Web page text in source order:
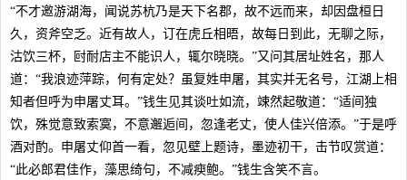
“不才邀游湖海，闻说苏杭乃是天下名郡，故不远而来，却因盘桓日
久，资斧空乏。近有故人，订在虎丘相晤，故每日到此，无聊之际，
沽饮三杯，尀耐店主不能识人，辄尔晓晓。”又问其居址姓名，那人
道：“我浪迹萍踪，何有定处？虽复姓申屠，其实并无名号，江湖上相
知者但呼为申屠丈耳。”钱生见其谈吐如流，竦然起敬道：“适间独
饮，殊觉意致索寞，不意邂逅间，忽逢老丈，使人佳兴倍添。”于是呼
酒对酌。申屠丈仰首一看，忽见壁上题诗，墨迹初干，击节叹赏道：
“此必郎君佳作，藻思绮句，不减瘐鲍。”钱生含笑不言。